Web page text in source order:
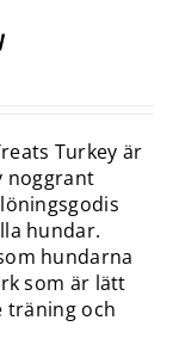
Turkey är
noggrant
hundar.
hundarna
som är lätt
träning och